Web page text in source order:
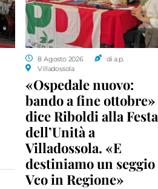
8 Agosto 2026
di a.p.
Villadossola
«Ospedale nuovo:
bando a fine ottobre»
dice Riboldi alla Festa
dell’Unità a
Villadossola. «E
destiniamo un seggio
Vco in Regione»